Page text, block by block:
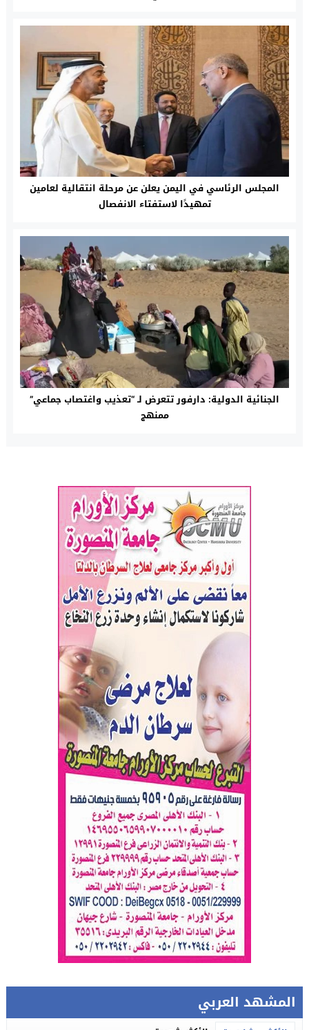
المجلس الرئاسي في اليمن يعلن عن مرحلة انتقالية لعامين
تمهيدًا لاستفتاء الانفصال
الجنائية الدولية: دارفور تتعرض لـ “تعذيب واغتصاب جماعي”
ممنهج
المشهد العربي